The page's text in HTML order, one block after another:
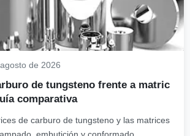
de 2026
de tungsteno frente a matric
comparativa
de carburo de tungsteno y las matrices